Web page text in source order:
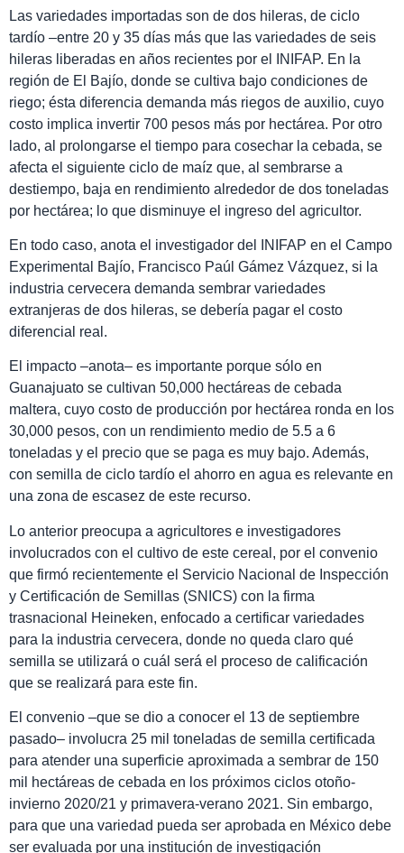
Las variedades importadas son de dos hileras, de ciclo
tardío –entre 20 y 35 días más que las variedades de seis
hileras liberadas en años recientes por el INIFAP. En la
región de El Bajío, donde se cultiva bajo condiciones de
riego; ésta diferencia demanda más riegos de auxilio, cuyo
costo implica invertir 700 pesos más por hectárea. Por otro
lado, al prolongarse el tiempo para cosechar la cebada, se
afecta el siguiente ciclo de maíz que, al sembrarse a
destiempo, baja en rendimiento alrededor de dos toneladas
por hectárea; lo que disminuye el ingreso del agricultor.
En todo caso, anota el investigador del INIFAP en el Campo
Experimental Bajío, Francisco Paúl Gámez Vázquez, si la
industria cervecera demanda sembrar variedades
extranjeras de dos hileras, se debería pagar el costo
diferencial real.
El impacto –anota– es importante porque sólo en
Guanajuato se cultivan 50,000 hectáreas de cebada
maltera, cuyo costo de producción por hectárea ronda en los
30,000 pesos, con un rendimiento medio de 5.5 a 6
toneladas y el precio que se paga es muy bajo. Además,
con semilla de ciclo tardío el ahorro en agua es relevante en
una zona de escasez de este recurso.
Lo anterior preocupa a agricultores e investigadores
involucrados con el cultivo de este cereal, por el convenio
que firmó recientemente el Servicio Nacional de Inspección
y Certificación de Semillas (SNICS) con la firma
trasnacional Heineken, enfocado a certificar variedades
para la industria cervecera, donde no queda claro qué
semilla se utilizará o cuál será el proceso de calificación
que se realizará para este fin.
El convenio –que se dio a conocer el 13 de septiembre
pasado– involucra 25 mil toneladas de semilla certificada
para atender una superficie aproximada a sembrar de 150
mil hectáreas de cebada en los próximos ciclos otoño-
invierno 2020/21 y primavera-verano 2021. Sin embargo,
para que una variedad pueda ser aprobada en México debe
ser evaluada por una institución de investigación